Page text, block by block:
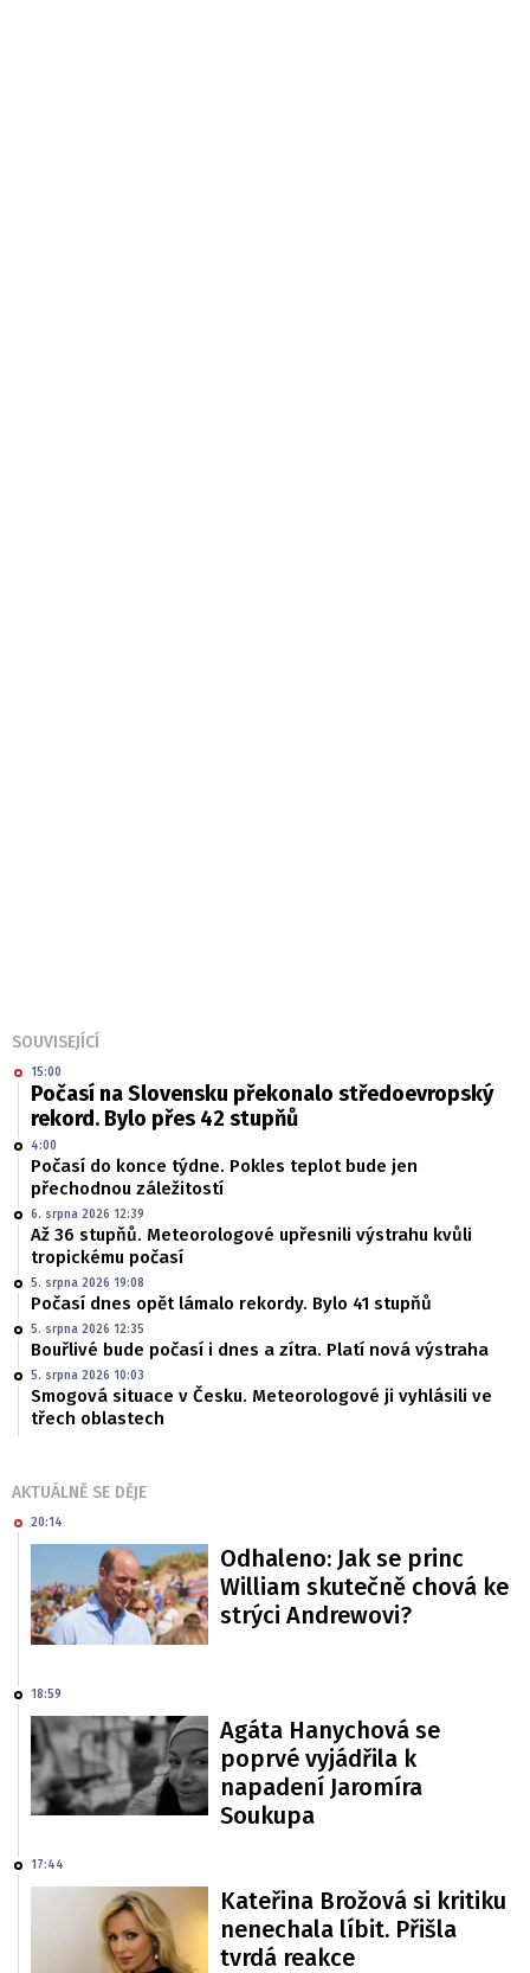
SOUVISEJÍCÍ
15:00
Počasí na Slovensku překonalo středoevropský
rekord. Bylo přes 42 stupňů
4:00
Počasí do konce týdne. Pokles teplot bude jen
přechodnou záležitostí
6. srpna 2026 12:39
Až 36 stupňů. Meteorologové upřesnili výstrahu kvůli
tropickému počasí
5. srpna 2026 19:08
Počasí dnes opět lámalo rekordy. Bylo 41 stupňů
5. srpna 2026 12:35
Bouřlivé bude počasí i dnes a zítra. Platí nová výstraha
5. srpna 2026 10:03
Smogová situace v Česku. Meteorologové ji vyhlásili ve
třech oblastech
AKTUÁLNĚ SE DĚJE
20:14
Odhaleno: Jak se princ
William skutečně chová ke
strýci Andrewovi?
18:59
Agáta Hanychová se
poprvé vyjádřila k
napadení Jaromíra
Soukupa
17:44
Kateřina Brožová si kritiku
nenechala líbit. Přišla
tvrdá reakce